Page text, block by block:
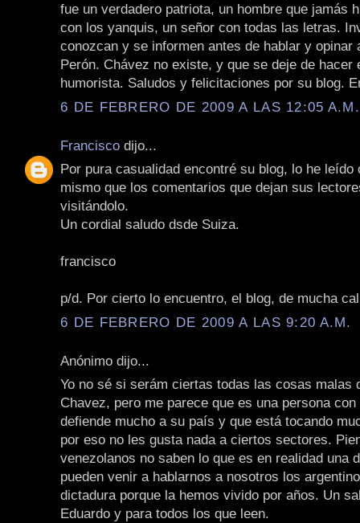
fue un verdadero patriota, un hombre que jamás
con los yanquis, un señor con todas las letras.
conozcan y se informen antes de hablar y opinar
Perón. Chávez no existe, y que se deje de hacer
humorista. Saludos y felicitaciones por su blog.
6 DE FEBRERO DE 2009 A LAS 12:05 A.M.
Francisco dijo...
Por pura casualidad encontré su blog, lo he leído
mismo que los comentarios que dejan sus
visitándolo.
Un cordial saludo dsde Suiza.
francisco
p/d. Por cierto lo encuentro, el blog, de mucha
6 DE FEBRERO DE 2009 A LAS 9:20 A.M.
Anónimo dijo...
Yo no sé si serám ciertas todas las cosas malas
Chavez, pero me parece que es una persona
defiende mucho a su país y que está tocando
por eso no les gusta nada a ciertos sectores.
venezolanos no saben lo que es en realidad una
pueden venir a hablarnos a nosotros los
dictadura porque la hemos vivido por años. Un
Eduardo y para todos los que leen.